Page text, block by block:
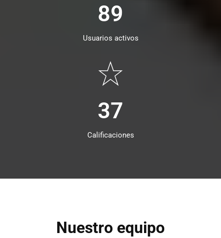
89
Usuarios activos
37
Calificaciones
Nuestro equipo